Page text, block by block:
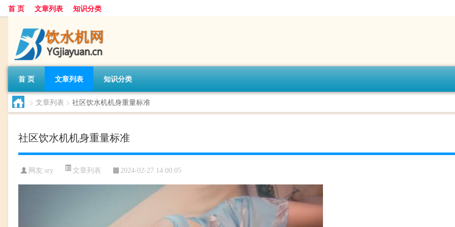
首 页 文章列表 知识分类
首 页 文章列表 知识分类
> 文章列表 > 社区饮水机机身重量标准
社区饮水机机身重量标准
网友:sry 文章列表 2024-02-27 14:00:05